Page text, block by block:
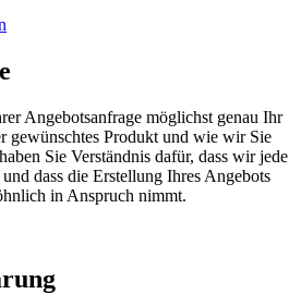
Angebotsanfrage möglichst genau Ihr
gewünschtes Produkt und wie wir Sie
Sie Verständnis dafür, dass wir jede
dass die Erstellung Ihres Angebots
in Anspruch nimmt.